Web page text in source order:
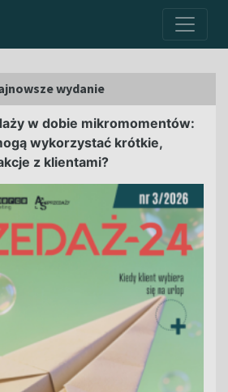
wydanie
w dobie mikromomentów:
wykorzystać krótkie,
z klientami?